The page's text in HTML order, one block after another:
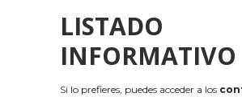
LISTADO
INFORMATIVO
Si lo prefieres, puedes acceder a los